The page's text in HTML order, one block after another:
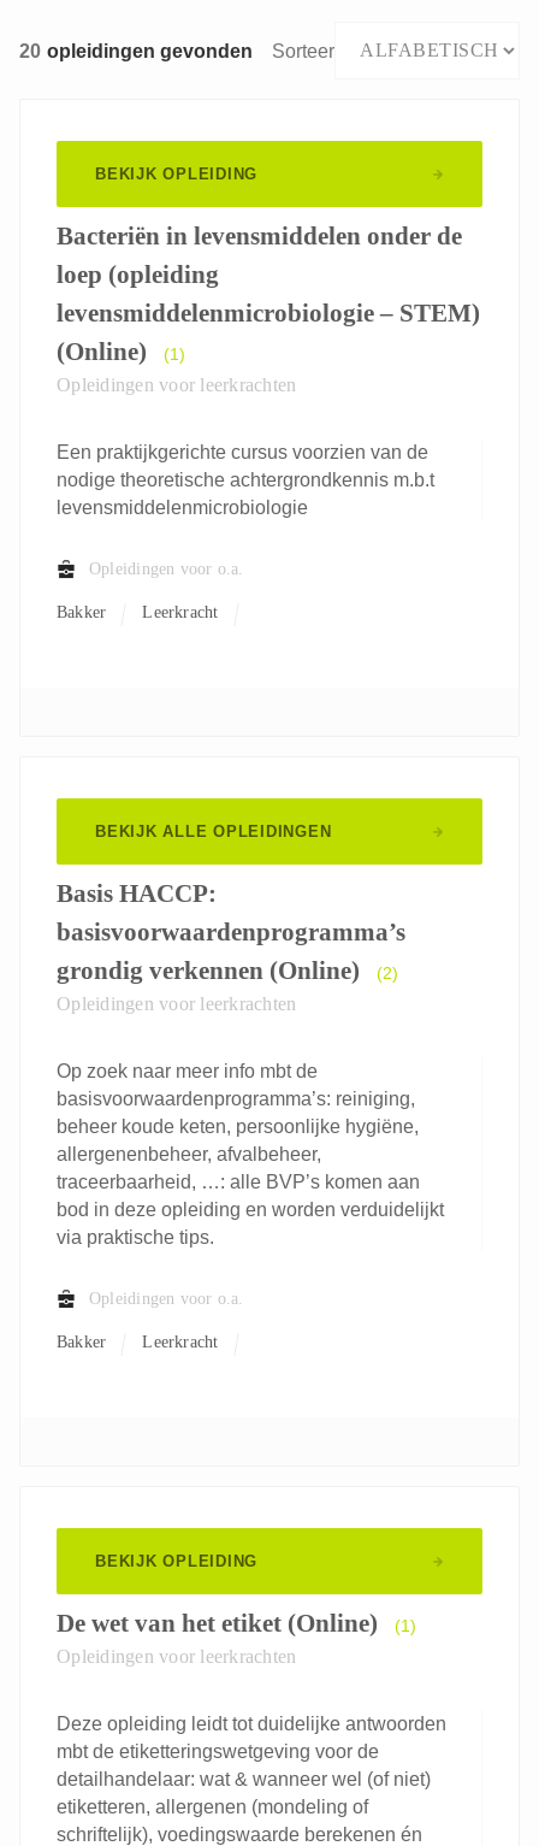
20 opleidingen gevonden Sorteer
BEKIJK OPLEIDING
Bacteriën in levensmiddelen onder de
loep (opleiding
levensmiddelenmicrobiologie – STEM)
(Online)
(1)
Opleidingen voor leerkrachten
Een praktijkgerichte cursus voorzien van de
nodige theoretische achtergrondkennis m.b.t
levensmiddelenmicrobiologie
Opleidingen voor o.a.
Bakker Leerkracht
BEKIJK ALLE OPLEIDINGEN
Basis HACCP:
basisvoorwaardenprogramma’s
grondig verkennen (Online)
(2)
Opleidingen voor leerkrachten
Op zoek naar meer info mbt de
basisvoorwaardenprogramma’s: reiniging,
beheer koude keten, persoonlijke hygiëne,
allergenenbeheer, afvalbeheer,
traceerbaarheid, …: alle BVP’s komen aan
bod in deze opleiding en worden verduidelijkt
via praktische tips.
Opleidingen voor o.a.
Bakker Leerkracht
BEKIJK OPLEIDING
De wet van het etiket (Online) (1)
Opleidingen voor leerkrachten
Deze opleiding leidt tot duidelijke antwoorden
mbt de etiketteringswetgeving voor de
detailhandelaar: wat & wanneer wel (of niet)
etiketteren, allergenen (mondeling of
schriftelijk), voedingswaarde berekenen én